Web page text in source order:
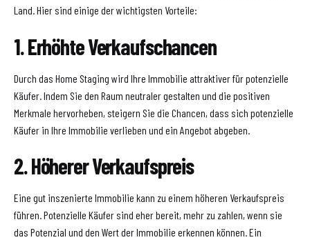
Land. Hier sind einige der wichtigsten Vorteile:
1. Erhöhte Verkaufschancen
Durch das Home Staging wird Ihre Immobilie attraktiver für potenzielle
Käufer. Indem Sie den Raum neutraler gestalten und die positiven
Merkmale hervorheben, steigern Sie die Chancen, dass sich potenzielle
Käufer in Ihre Immobilie verlieben und ein Angebot abgeben.
2. Höherer Verkaufspreis
Eine gut inszenierte Immobilie kann zu einem höheren Verkaufspreis
führen. Potenzielle Käufer sind eher bereit, mehr zu zahlen, wenn sie
das Potenzial und den Wert der Immobilie erkennen können. Ein